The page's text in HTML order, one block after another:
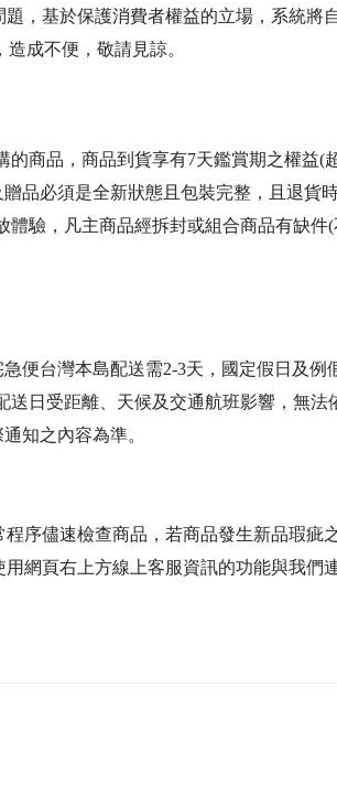
，基於保護消費者權益的立場，系統將
造成不便，敬請見諒。
的商品，商品到貨享有7天鑑賞期之權益(
品必須是全新狀態且包裝完整，且退貨
體驗，凡主商品經拆封或組合商品有缺
便台灣本島配送需2-3天，國定假日及例
送日受距離、天候及交通航班影響，無法
知之內容為準。
序儘速檢查商品，若商品發生新品瑕疵
網頁右上方線上客服資訊的功能與我們